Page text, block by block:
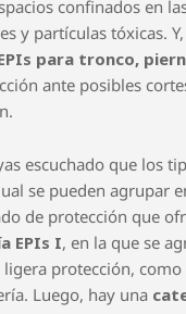
se incluye el casco de
losEPIs para los
gafas o pantallas que
del sol, sino
También existen
resto. En esta situación
,
confinados en
y partículas tóxicas.
para tronco,
ante posibles